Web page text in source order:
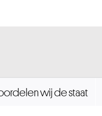
wij de staat